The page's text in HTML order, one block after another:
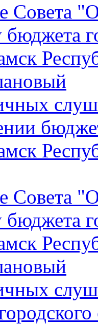
Совета
бюджета
Совета
бюджета